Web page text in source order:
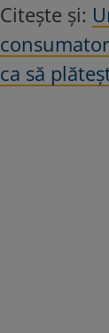
Citește și:
ca să